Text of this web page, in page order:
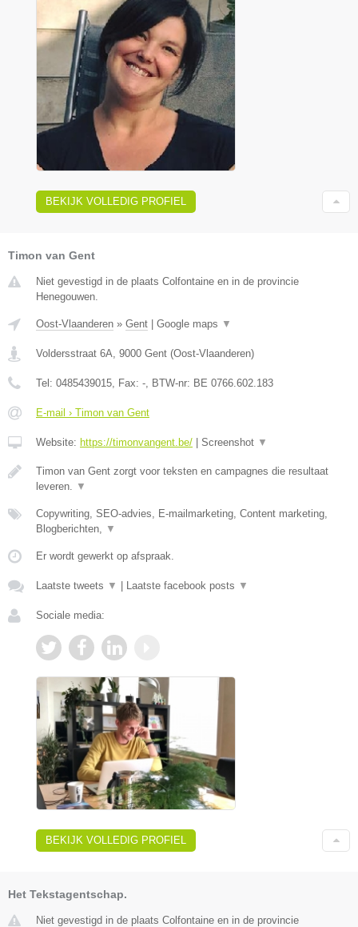
BEKIJK VOLLEDIG PROFIEL
Timon van Gent
Niet gevestigd in de plaats Colfontaine en in de provincie
Henegouwen.
Oost-Vlaanderen » Gent Google maps ▼
Voldersstraat 6A 9000 Gent (Oost-Vlaanderen)
Tel: 0485439015 , Fax: - , BTW-nr: BE 0766.602.183
E-mail › Timon van Gent
Website: https://timonvangent.be/ Screenshot ▼
Timon van Gent zorgt voor teksten en campagnes die resultaat
leveren.
▼
Copywriting, SEO-advies, E-mailmarketing, Content marketing,
Blogberichten,
▼
Er wordt gewerkt op afspraak.
Laatste tweets ▼ Laatste facebook posts ▼
Sociale media:
BEKIJK VOLLEDIG PROFIEL
Het Tekstagentschap.
Niet gevestigd in de plaats Colfontaine en in de provincie